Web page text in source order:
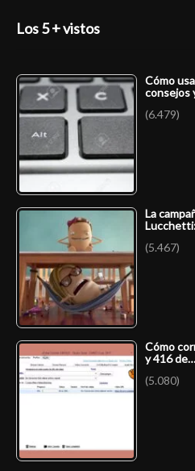
Los 5 + vistos
Cómo
consejos
(6.479)
La
(5.467)
Cómo
y 416 de…
(5.080)